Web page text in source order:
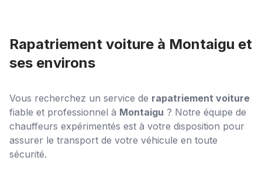
Rapatriement voiture à Montaigu et
ses environs
Vous recherchez un service de rapatriement voiture
fiable et professionnel à Montaigu ? Notre équipe de
chauffeurs expérimentés est à votre disposition pour
assurer le transport de votre véhicule en toute
sécurité.